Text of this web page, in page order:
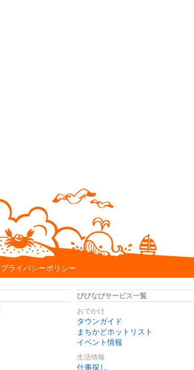
プライバシーポリシー
びびなびサービス一覧
おでかけ
タウンガイド
まちかどホットリスト
イベント情報
生活情報
仕事探し